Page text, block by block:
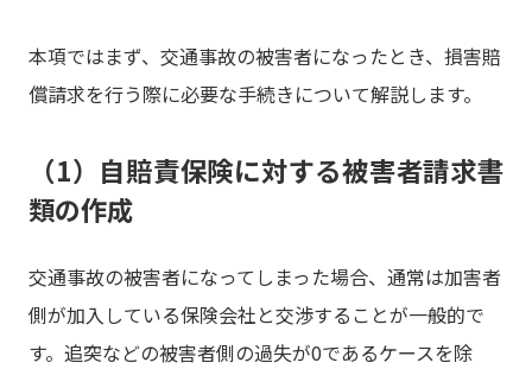
本項ではまず、交通事故の被害者になったとき、損害賠
償請求を行う際に必要な手続きについて解説します。
（1）自賠責保険に対する被害者請求書
類の作成
交通事故の被害者になってしまった場合、通常は加害者
側が加入している保険会社と交渉することが一般的で
す。追突などの被害者側の過失が0であるケースを除